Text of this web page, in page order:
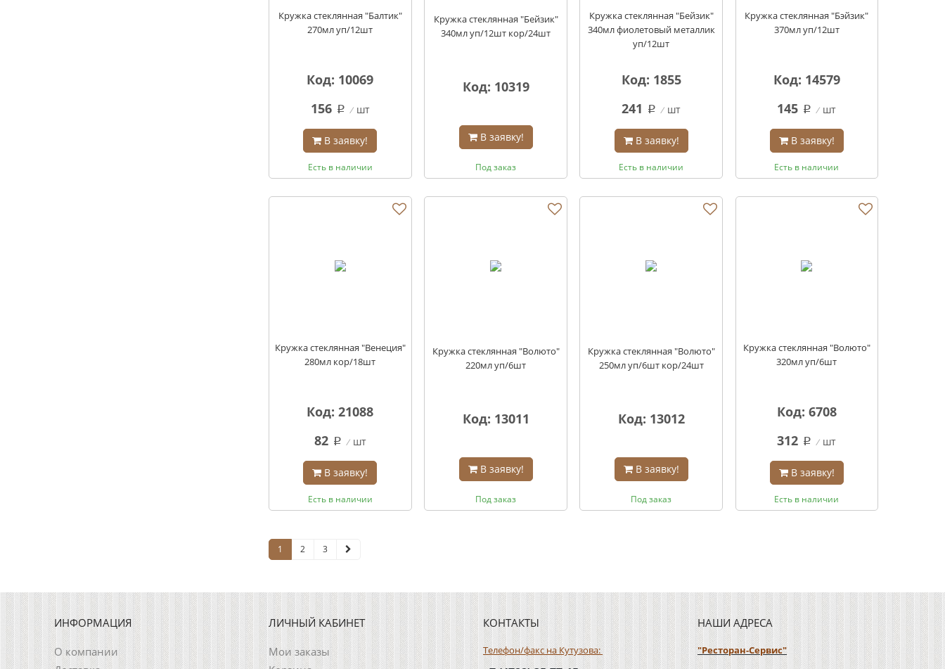
Кружка стеклянная "Балтик"
270мл уп/12шт
Код: 10069
156 q шт
В заявку!
Есть в наличии
Кружка стеклянная "Бейзик"
340мл уп/12шт кор/24шт
Код: 10319
В заявку!
Под заказ
Кружка стеклянная "Бейзик"
340мл фиолетовый металлик
уп/12шт
Код: 1855
241
q шт
В заявку!
Есть в наличии
Кружка стеклянная "Бэйзик"
370мл уп/12шт
Код: 14579
145 q шт
В заявку!
Есть в наличии
Кружка стеклянная "Венеция"
280мл кор/18шт
Код: 21088
82 q шт
В заявку!
Есть в наличии
Кружка стеклянная "Волюто"
220мл уп/6шт
Код: 13011
В заявку!
Под заказ
Кружка стеклянная "Волюто"
250мл уп/6шт кор/24шт
Код: 13012
В заявку!
Под заказ
Кружка стеклянная "Волюто"
320мл уп/6шт
Код: 6708
312 q шт
В заявку!
Есть в наличии
1 2 3
ИНФОРМАЦИЯ
О компании
ЛИЧНЫЙ КАБИНЕТ
Мои заказы
КОНТАКТЫ
Телефон/факс на Кутузова:
НАШИ АДРЕСА
"Ресторан-Сервис"